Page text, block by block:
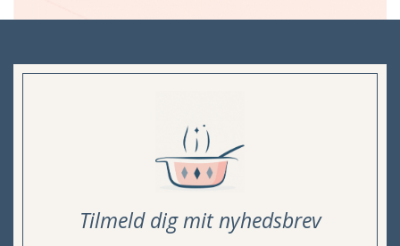
Tilmeld dig mit nyhedsbrev